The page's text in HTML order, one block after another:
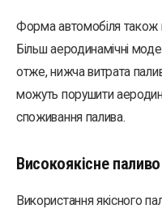
Форма автомобіля також
Більш аеродинамічні
отже, нижча витрата
можуть порушити
споживання палива.
Високоякісне паливо
Використання якісного